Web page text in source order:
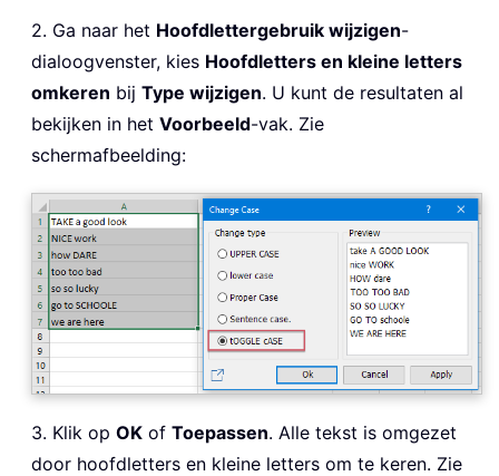
2. Ga naar het Hoofdlettergebruik wijzigen-
dialoogvenster, kies Hoofdletters en kleine letters
omkeren bij Type wijzigen. U kunt de resultaten al
bekijken in het Voorbeeld-vak. Zie
schermafbeelding:
3. Klik op OK of Toepassen. Alle tekst is omgezet
door hoofdletters en kleine letters om te keren. Zie